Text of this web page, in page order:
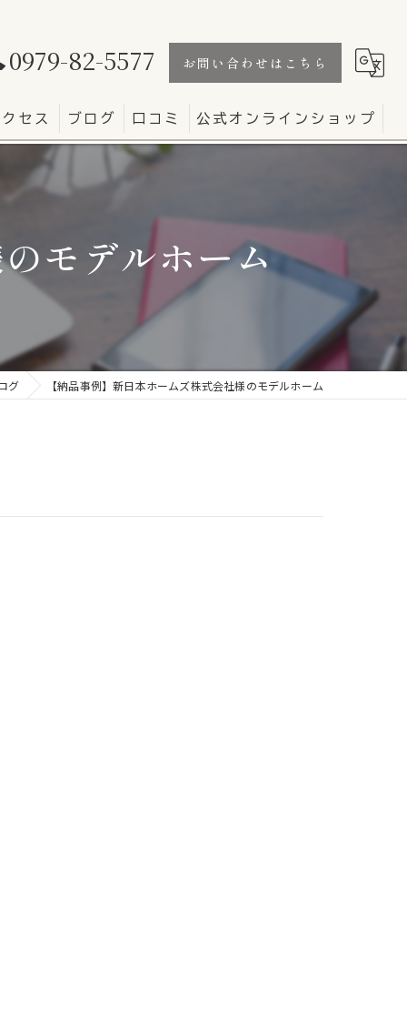
0979-82-5577 お問い合わせはこちら
セス ブログ 口コミ 公式オンラインショップ
モデルホーム
グ 【納品事例】新日本ホームズ株式会社様のモデルホーム